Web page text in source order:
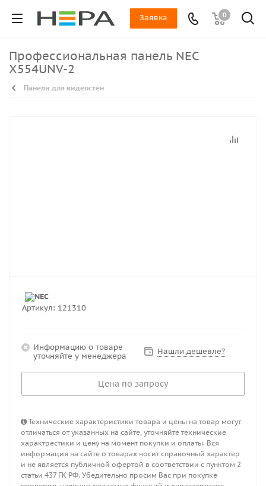
0
Заявка
Профессиональная панель NEC
X554UNV-2
Панели для видеостен
Артикул: 121310
Информацию о товаре
уточняйте у менеджера
Нашли дешевле?
Цена по запросу
Технические характеристики товара и цены на товар могут
отличаться от указанных на сайте, уточняйте технические
характрестики и цену на момент покупки и оплаты. Вся
информация на сайте о товарах носит справочный характер
и не является публичной офертой в соответствии с пунктом 2
статьи 437 ГК РФ. Убедительно просим Вас при покупке